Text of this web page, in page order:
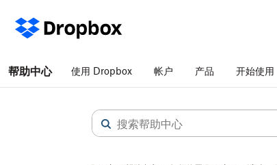
帮助中心 使用 Dropbox 帐户 产品 开始使用